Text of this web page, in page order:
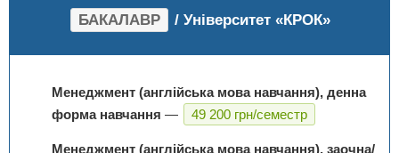
БАКАЛАВР / Університет «КРОК»
Менеджмент (англійська мова навчання), денна
форма навчання — 49 200 грн/семестр
Менеджмент (англійська мова навчання), заочна/